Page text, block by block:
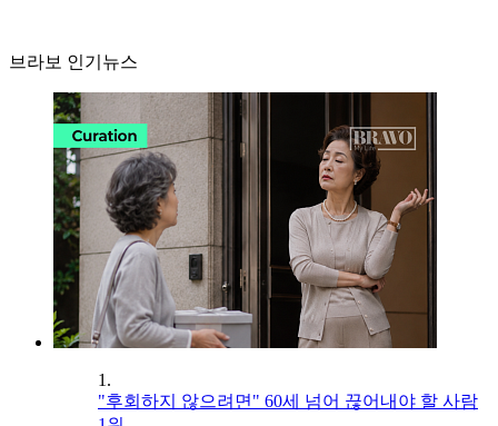
브라보 인기뉴스
1.
"후회하지 않으려면" 60세 넘어 끊어내야 할 사람